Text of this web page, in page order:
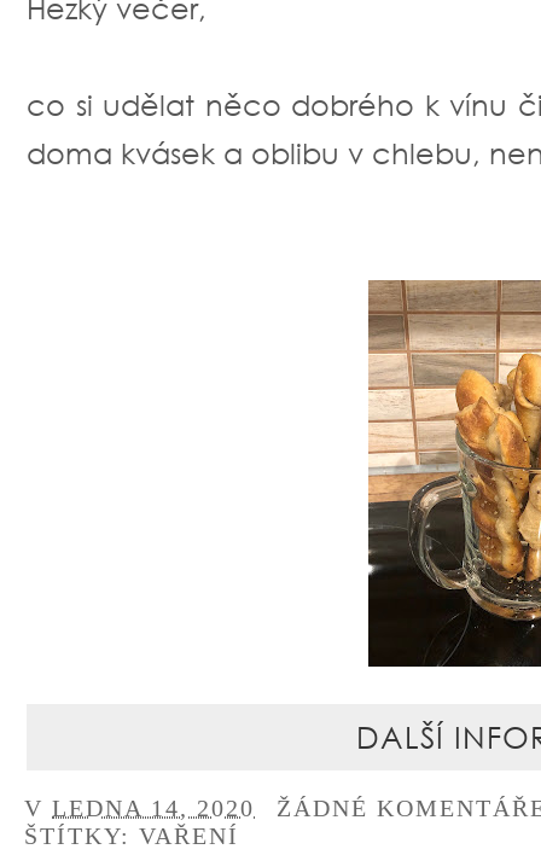
Hezký večer,
co si udělat něco dobrého k vínu
doma kvásek a oblibu v chlebu,
DALŠÍ
V LEDNA 14, 2020
ŽÁDNÉ
ŠTÍTKY: VAŘENÍ